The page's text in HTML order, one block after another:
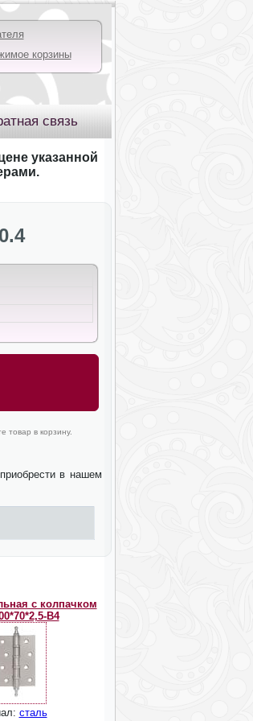
корзины
связь
указанной
товар в корзину.
в нашем
с колпачком
B4
сталь